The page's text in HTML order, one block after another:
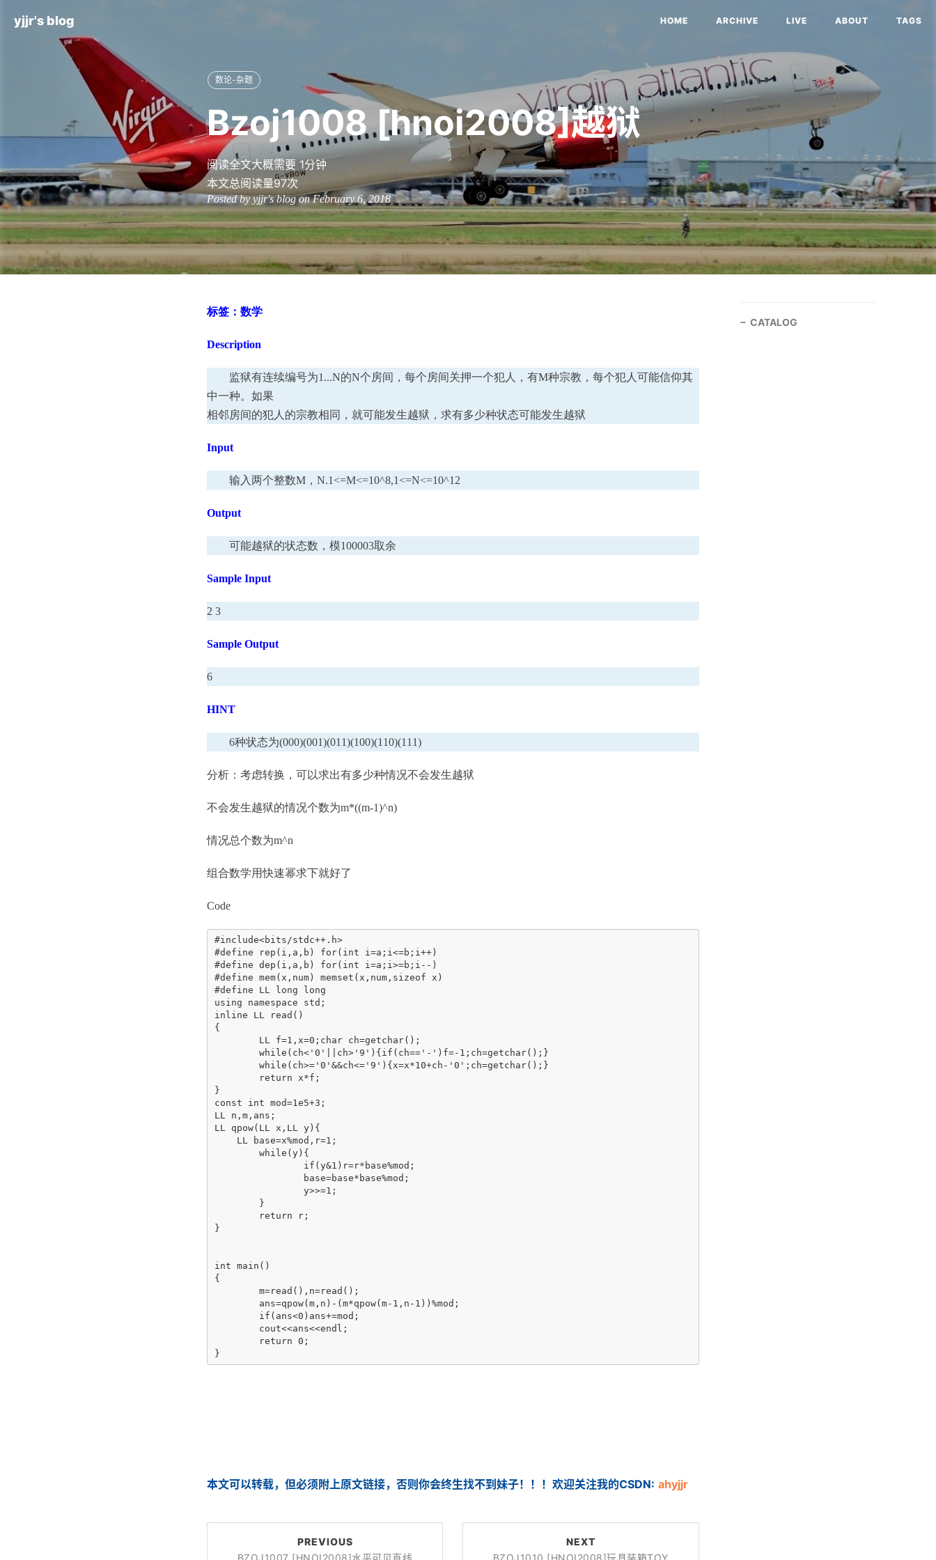
yjjr's blog HOME ARCHIVE LIVE ABOUT TAGS
数论-杂题
Bzoj1008 [hnoi2008]越狱
阅读全文大概需要 1分钟
本文总阅读量97次
Posted by yjjr's blog on February 6, 2018
标签：数学
Description
监狱有连续编号为1...N的N个房间，每个房间关押一个犯人，有M种宗教，每个犯人可能信仰其
中一种。如果
相邻房间的犯人的宗教相同，就可能发生越狱，求有多少种状态可能发生越狱
Input
输入两个整数M，N.1<=M<=10^8,1<=N<=10^12
Output
可能越狱的状态数，模100003取余
Sample Input
2 3
Sample Output
6
HINT
6种状态为(000)(001)(011)(100)(110)(111)
分析：考虑转换，可以求出有多少种情况不会发生越狱
不会发生越狱的情况个数为m*((m-1)^n)
情况总个数为m^n
组合数学用快速幂求下就好了
Code
#include<bits/stdc++.h>
#define rep(i,a,b) for(int i=a;i<=b;i++)
#define dep(i,a,b) for(int i=a;i>=b;i--)
#define mem(x,num) memset(x,num,sizeof x)
#define LL long long
using namespace std;
inline LL read()
{
}
const int mod=1e5+3;
LL n,m,ans;
LL qpow(LL x,LL y){
    LL base=x%mod,r=1;
}
int main()
{
}
本文可以转载，但必须附上原文链接，否则你会终生找不到妹子！！！欢迎关注我的CSDN: ahyjjr
PREVIOUS
BZOJ1007 [HNOI2008]水平可见直线
NEXT
BZOJ1010 [HNOI2008]玩具装箱TOY
CATALOG